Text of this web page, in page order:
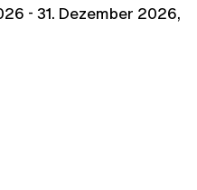
- 31. Dezember 2026,